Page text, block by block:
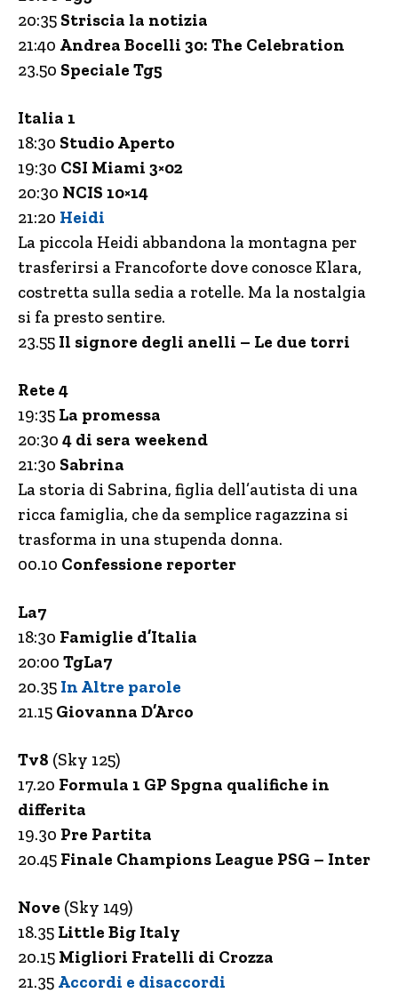
20:35 Striscia la notizia
21:40 Andrea Bocelli 30: The Celebration
23.50 Speciale Tg5
Italia 1
18:30 Studio Aperto
19:30 CSI Miami 3×02
20:30 NCIS 10×14
21:20 Heidi
La piccola Heidi abbandona la montagna per
trasferirsi a Francoforte dove conosce Klara,
costretta sulla sedia a rotelle. Ma la nostalgia
si fa presto sentire.
23.55 Il signore degli anelli – Le due torri
Rete 4
19:35 La promessa
20:30 4 di sera weekend
21:30 Sabrina
La storia di Sabrina, figlia dell’autista di una
ricca famiglia, che da semplice ragazzina si
trasforma in una stupenda donna.
00.10 Confessione reporter
La7
18:30 Famiglie d’Italia
20:00 TgLa7
20.35 In Altre parole
21.15 Giovanna D’Arco
Tv8 (Sky 125)
17.20 Formula 1 GP Spgna qualifiche in
differita
19.30 Pre Partita
20.45 Finale Champions League PSG – Inter
Nove (Sky 149)
18.35 Little Big Italy
20.15 Migliori Fratelli di Crozza
21.35 Accordi e disaccordi